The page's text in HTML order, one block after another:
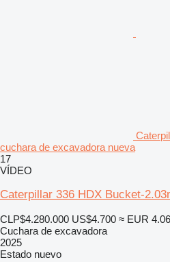
cuchara de excavadora nueva
17
VÍDEO
Caterpillar 336 HDX Bucket-
CLP$4.280.000 US$4.700 ≈ EUR
Cuchara de excavadora
2025
Estado nuevo